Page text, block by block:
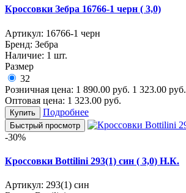
Кроссовки Зебра 16766-1 черн ( 3,0)
Артикул: 16766-1 черн
Бренд: Зебра
Наличие: 1 шт.
Размер
32
Розничная цена: 1 890.00 руб. 1 323.00 руб.
Оптовая цена: 1 323.00 руб.
Купить Подробнее
Быстрый просмотр
-30%
Кроссовки Bottilini 293(1) син ( 3,0) Н.К.
Артикул: 293(1) син